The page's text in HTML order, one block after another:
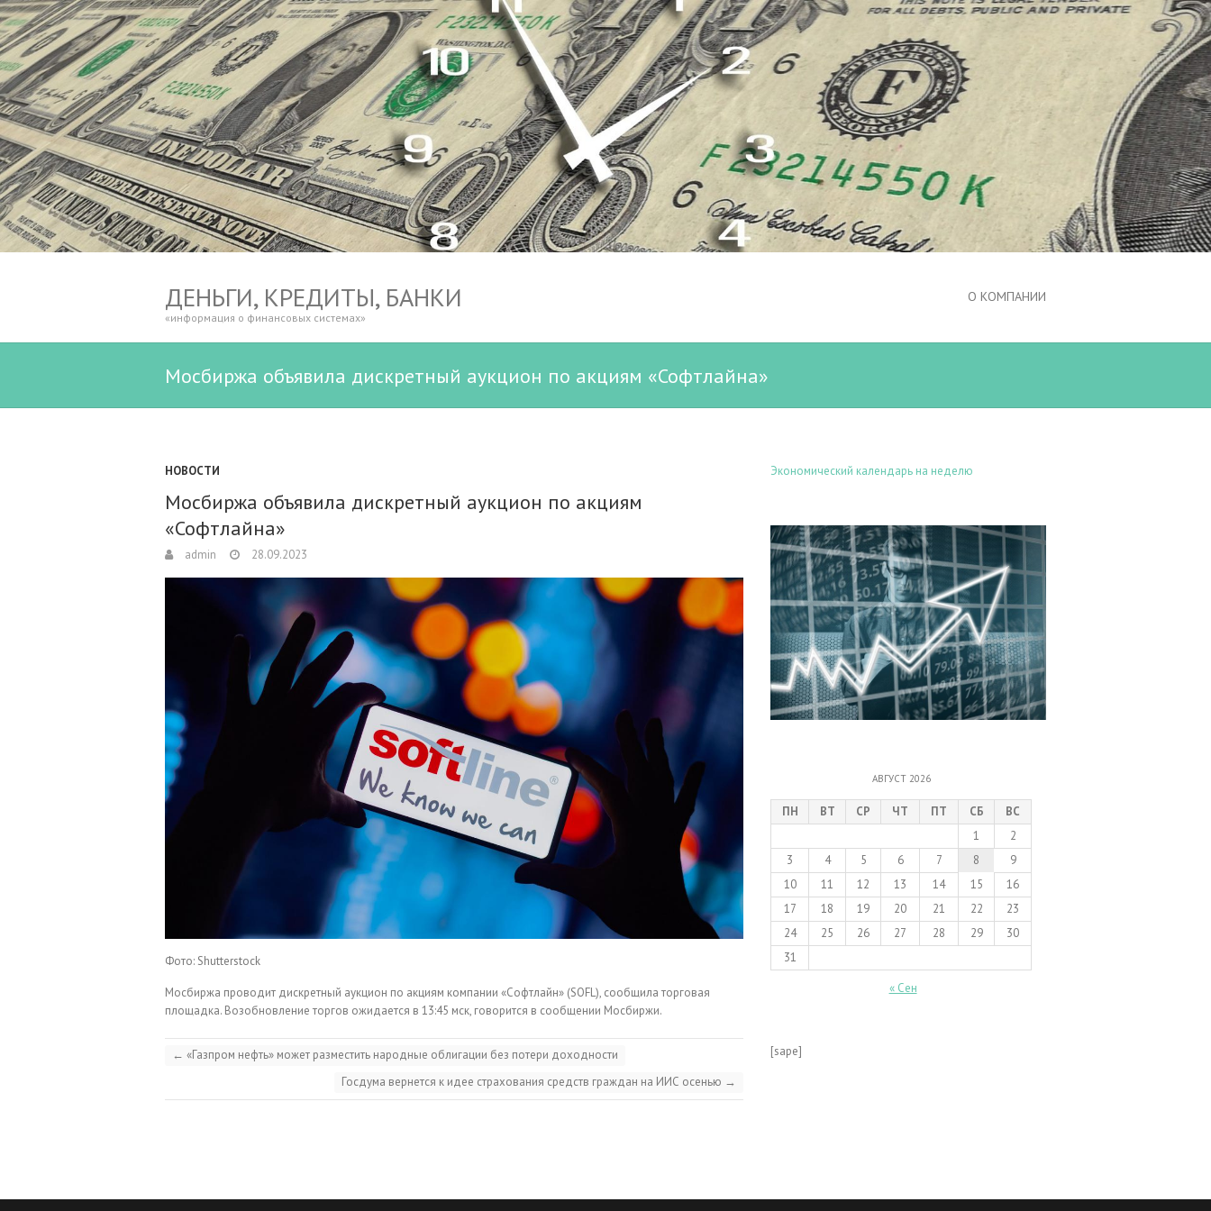
ДЕНЬГИ, КРЕДИТЫ, БАНКИ
«информация о финансовых системах»
О КОМПАНИИ
Мосбиржа объявила дискретный аукцион по акциям «Софтлайна»
НОВОСТИ
Мосбиржа объявила дискретный аукцион по акциям
«Софтлайна»
admin 28.09.2023
Фото: Shutterstock
Мосбиржа проводит дискретный аукцион по акциям компании «Софтлайн» (SOFL), сообщила торговая
площадка. Возобновление торгов ожидается в 13:45 мск, говорится в сообщении Мосбиржи.
← «Газпром нефть» может разместить народные облигации без потери доходности
Госдума вернется к идее страхования средств граждан на ИИС осенью →
Экономический календарь на неделю
АВГУСТ 2026
ПН ВТ СР ЧТ ПТ СБ
ВС
1
2
3
4 5 6 7 8
9
10
11 12 13 14 15
16
17
18 19 20 21 22
23
24
25 26 27 28 29
30
31
« Сен
[sape]